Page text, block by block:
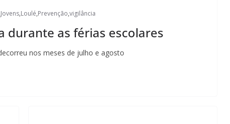
Jovens,Loulé,Prevenção,vigilância
durante as férias escolares
nos meses de julho e agosto